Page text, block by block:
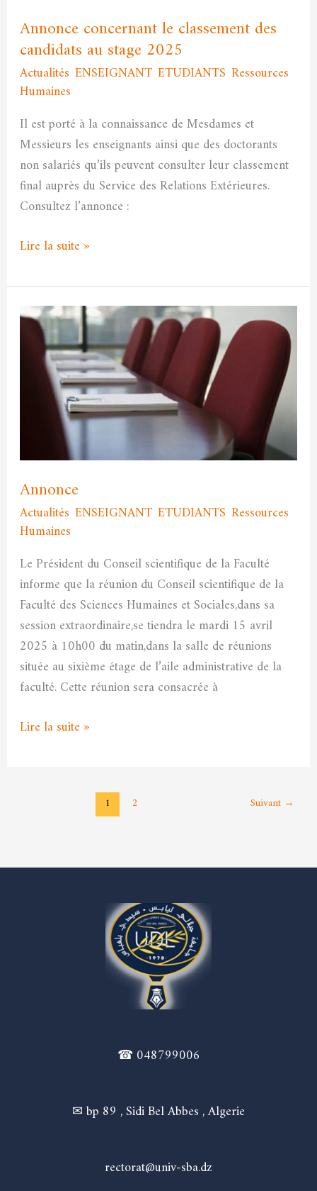
Annonce concernant le classement des
candidats au stage 2025
Actualités ENSEIGNANT, ETUDIANTS Ressources
Humaines
Il est porté à la connaissance de Mesdames et
Messieurs les enseignants ainsi que des doctorants
non salariés qu’ils peuvent consulter leur classement
final auprès du Service des Relations Extérieures.
Consultez l’annonce :
2025
Lire la suite »
Annonce
Actualités ENSEIGNANT, ETUDIANTS Ressources
Humaines
Le Président du Conseil scientifique de la Faculté
informe que la réunion du Conseil scientifique de la
Faculté des Sciences Humaines et Sociales,dans sa
session extraordinaire,se tiendra le mardi 15 avril
2025 à 10h00 du matin,dans la salle de réunions
située au sixième étage de l’aile administrative de la
faculté. Cette réunion sera consacrée à
Annonce
Lire la suite »
1 2 Suivant →
☎ 048799006
✉ bp 89 , Sidi Bel Abbes , Algerie
rectorat@univ-sba.dz